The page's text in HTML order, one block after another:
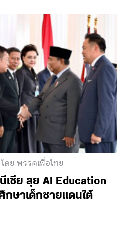
โดย พรรคเพื่อไทย
ซีย ลุย AI Education
กษาเด็กชายแดนใต้